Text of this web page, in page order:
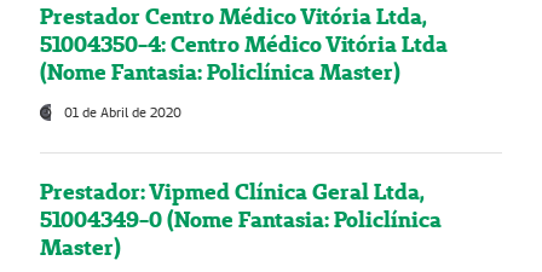
Prestador Centro Médico Vitória Ltda,
51004350-4: Centro Médico Vitória Ltda
(Nome Fantasia: Policlínica Master)
01 de Abril de 2020
Prestador: Vipmed Clínica Geral Ltda,
51004349-0 (Nome Fantasia: Policlínica
Master)